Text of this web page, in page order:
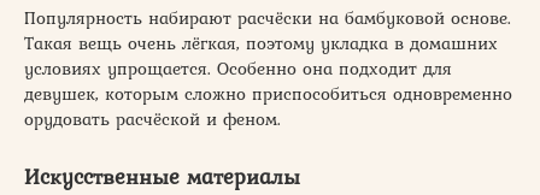
Популярность набирают расчёски на бамбуковой основе.
Такая вещь очень лёгкая, поэтому укладка в домашних
условиях упрощается. Особенно она подходит для
девушек, которым сложно приспособиться одновременно
орудовать расчёской и феном.
Искусственные материалы